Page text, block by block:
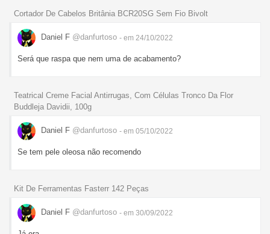
Cortador De Cabelos Britânia BCR20SG Sem Fio Bivolt
Daniel F @danfurtoso - em 24/10/2022
Será que raspa que nem uma de acabamento?
Teatrical Creme Facial Antirrugas, Com Células Tronco Da Flor
Buddleja Davidii, 100g
Daniel F @danfurtoso - em 05/10/2022
Se tem pele oleosa não recomendo
Kit De Ferramentas Fasterr 142 Peças
Daniel F @danfurtoso - em 30/09/2022